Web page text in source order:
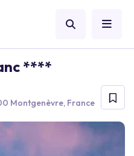
****
Montgenèvre, France